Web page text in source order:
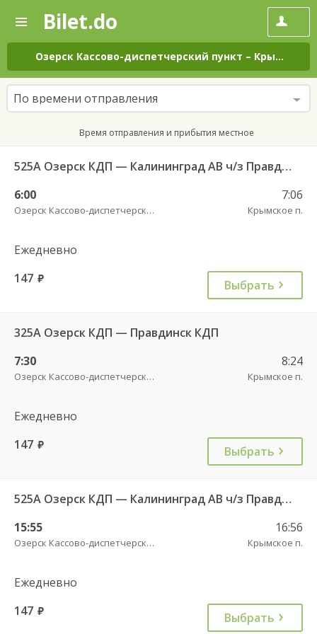
—
Поиск
и
покупка
билетов
на
автобус
онлайн
Bilet.do
Озерск Кассово-диспетчерский пункт – Крымское п.
По времени отправления
Время отправления и прибытия местное
525А Озерск КДП — Калининград АВ ч/з Правдинск КДП
6:00
Озерск Кассово-диспетчерский пункт
7:06
Крымское п.
Ежедневно
147 руб. Выбрать
325А Озерск КДП — Правдинск КДП
7:30
Озерск Кассово-диспетчерский пункт
8:24
Крымское п.
Ежедневно
147 руб. Выбрать
525А Озерск КДП — Калининград АВ ч/з Правдинск КДП
15:55
Озерск Кассово-диспетчерский пункт
16:56
Крымское п.
Ежедневно
147 руб. Выбрать